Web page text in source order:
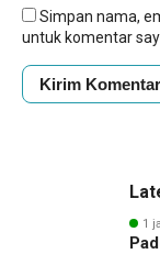
Simpan nama,
untuk komentar
1